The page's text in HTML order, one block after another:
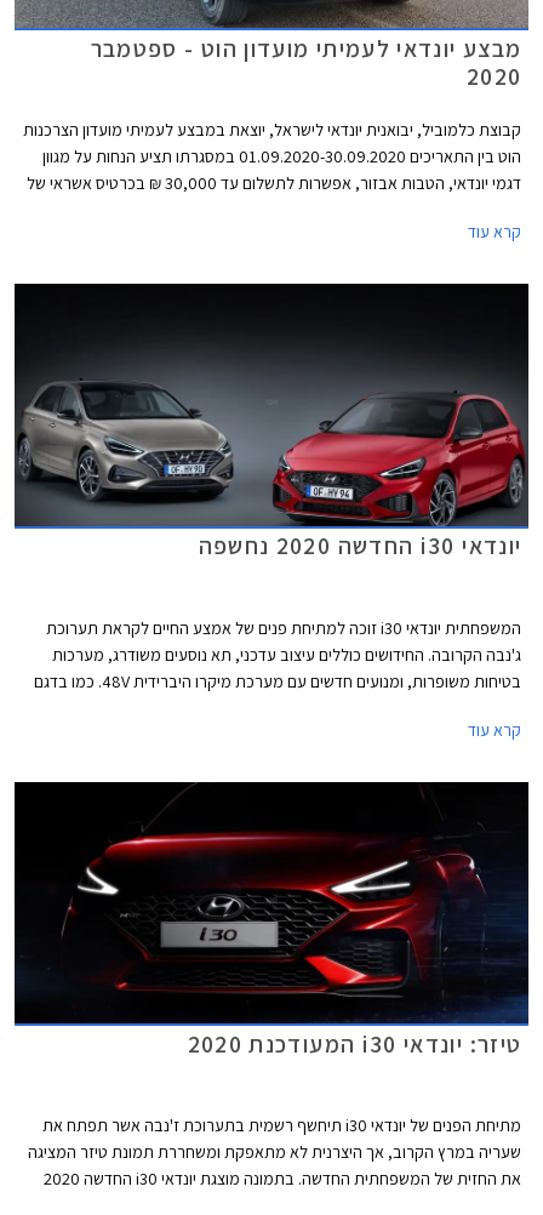
מבצע יונדאי לעמיתי מועדון הוט - ספטמבר
2020
קבוצת כלמוביל, יבואנית יונדאי לישראל, יוצאת במבצע לעמיתי מועדון הצרכנות
הוט בין התאריכים 01.09.2020-30.09.2020 במסגרתו תציע הנחות על מגוון
דגמי יונדאי, הטבות אבזור, אפשרות לתשלום עד 30,000 ₪ בכרטיס אשראי של
מרכזי המכירה של יונדאי הפרושים ברחבי הארץ.
קרא עוד
יונדאי i30 החדשה 2020 נחשפה
המשפחתית יונדאי i30 זוכה למתיחת פנים של אמצע החיים לקראת תערוכת
ג'נבה הקרובה. החידושים כוללים עיצוב עדכני, תא נוסעים משודרג, מערכות
בטיחות משופרות, ומנועים חדשים עם מערכת מיקרו היברידית 48V. כמו בדגם
קרא עוד
טיזר: יונדאי i30 המעודכנת 2020
מתיחת הפנים של יונדאי i30 תיחשף רשמית בתערוכת ז'נבה אשר תפתח את
שעריה במרץ הקרוב, אך היצרנית לא מתאפקת ומשחררת תמונת טיזר המציגה
את החזית של המשפחתית החדשה. בתמונה מוצגת יונדאי i30 החדשה 2020